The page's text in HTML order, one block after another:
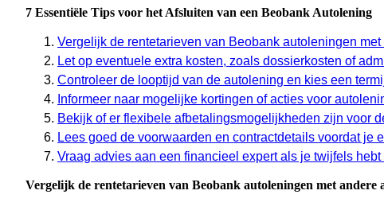
7 Essentiële Tips voor het Afsluiten van een Beobank Autolening
Vergelijk de rentetarieven van Beobank autoleningen
Let op eventuele extra kosten, zoals dossierkosten of
Controleer de looptijd van de autolening en kies een
Informeer naar mogelijke kortingen of acties voor
Bekijk of er flexibele afbetalingsmogelijkheden zijn voor
Lees goed de voorwaarden en contractdetails voordat je
Vraag advies aan een financieel expert als je twijfels
Vergelijk de rentetarieven van Beobank autoleningen met andere